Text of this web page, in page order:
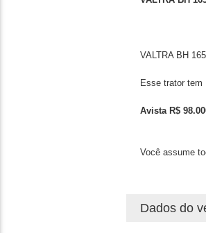
VALTRA BH
Esse trator tem
Avista R$
Você assume
Dados do